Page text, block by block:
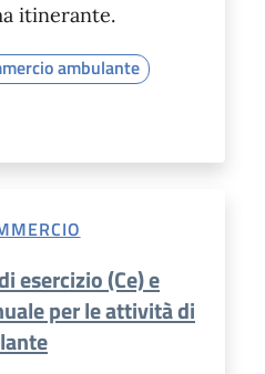
itinerante.
ambulante
esercizio (Ce) e
per le attività di